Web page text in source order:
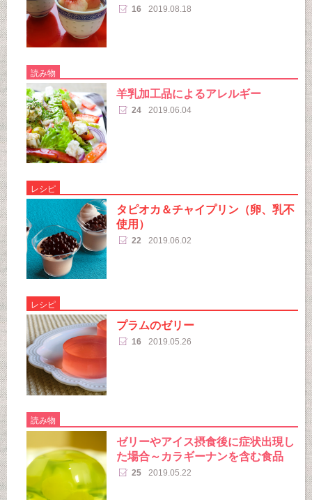
16 2019.08.18
読み物
羊乳加工品によるアレルギー
24 2019.06.04
レシピ
タピオカ＆チャイプリン（卵、乳不
使用）
22 2019.06.02
レシピ
プラムのゼリー
16 2019.05.26
読み物
ゼリーやアイス摂食後に症状出現し
た場合～カラギーナンを含む食品
25 2019.05.22